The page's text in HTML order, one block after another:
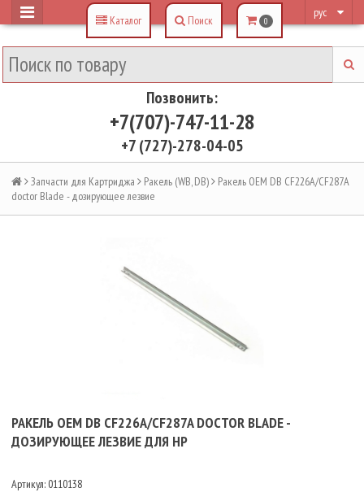
рус
Позвонить:
+7(707)-747-11-28
+7 (727)-278-04-05
Каталог Поиск 0
Запчасти для Картриджа Ракель (WB, DB)
Ракель OEM DB CF226A/CF287A
doсtor Blade - дозирующее лезвие
РАКЕЛЬ OEM DB CF226A/CF287A DOСTOR BLADE -
ДОЗИРУЮЩЕЕ ЛЕЗВИЕ ДЛЯ HP
Артикул: 0110138